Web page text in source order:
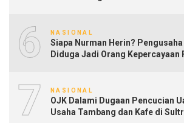
6 NASIONAL
Siapa Nurman Herin?
Diduga Jadi Orang Kepercayaan
7 NASIONAL
OJK Dalami Dugaan Pencucian
Usaha Tambang dan Kafe di